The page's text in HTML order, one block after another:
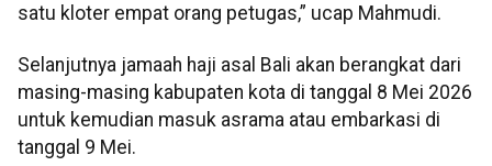
satu kloter empat orang petugas,” ucap Mahmudi.
Selanjutnya jamaah haji asal Bali akan berangkat dari
masing-masing kabupaten kota di tanggal 8 Mei 2026
untuk kemudian masuk asrama atau embarkasi di
tanggal 9 Mei.